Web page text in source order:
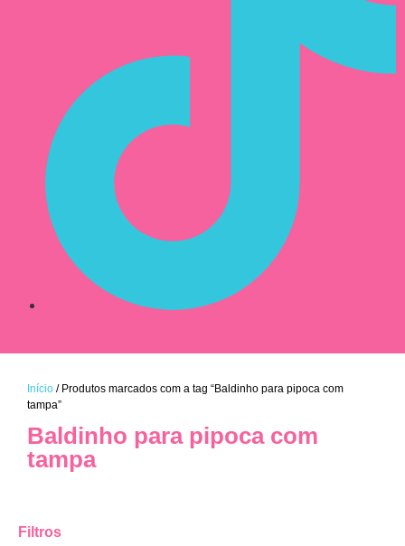
Início / Produtos marcados com a tag “Baldinho para pipoca com
tampa”
Baldinho para pipoca com
tampa
Filtros